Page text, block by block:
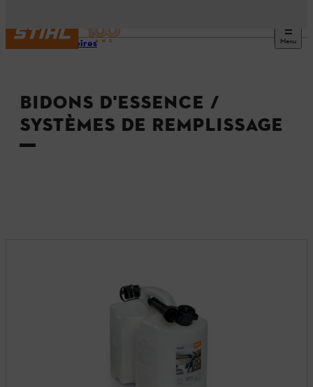
Menu
Accessoires
BIDONS D'ESSENCE /
SYSTÈMES DE REMPLISSAGE